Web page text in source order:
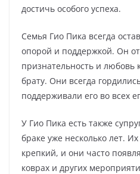
достичь особого успеха.
Семья Гио Пика всегда
опорой и поддержкой. Он
признательность и любовь
брату. Они всегда
поддерживали его во всех
У Гио Пика есть также
браке уже несколько лет.
крепкий, и они часто
коврах и других